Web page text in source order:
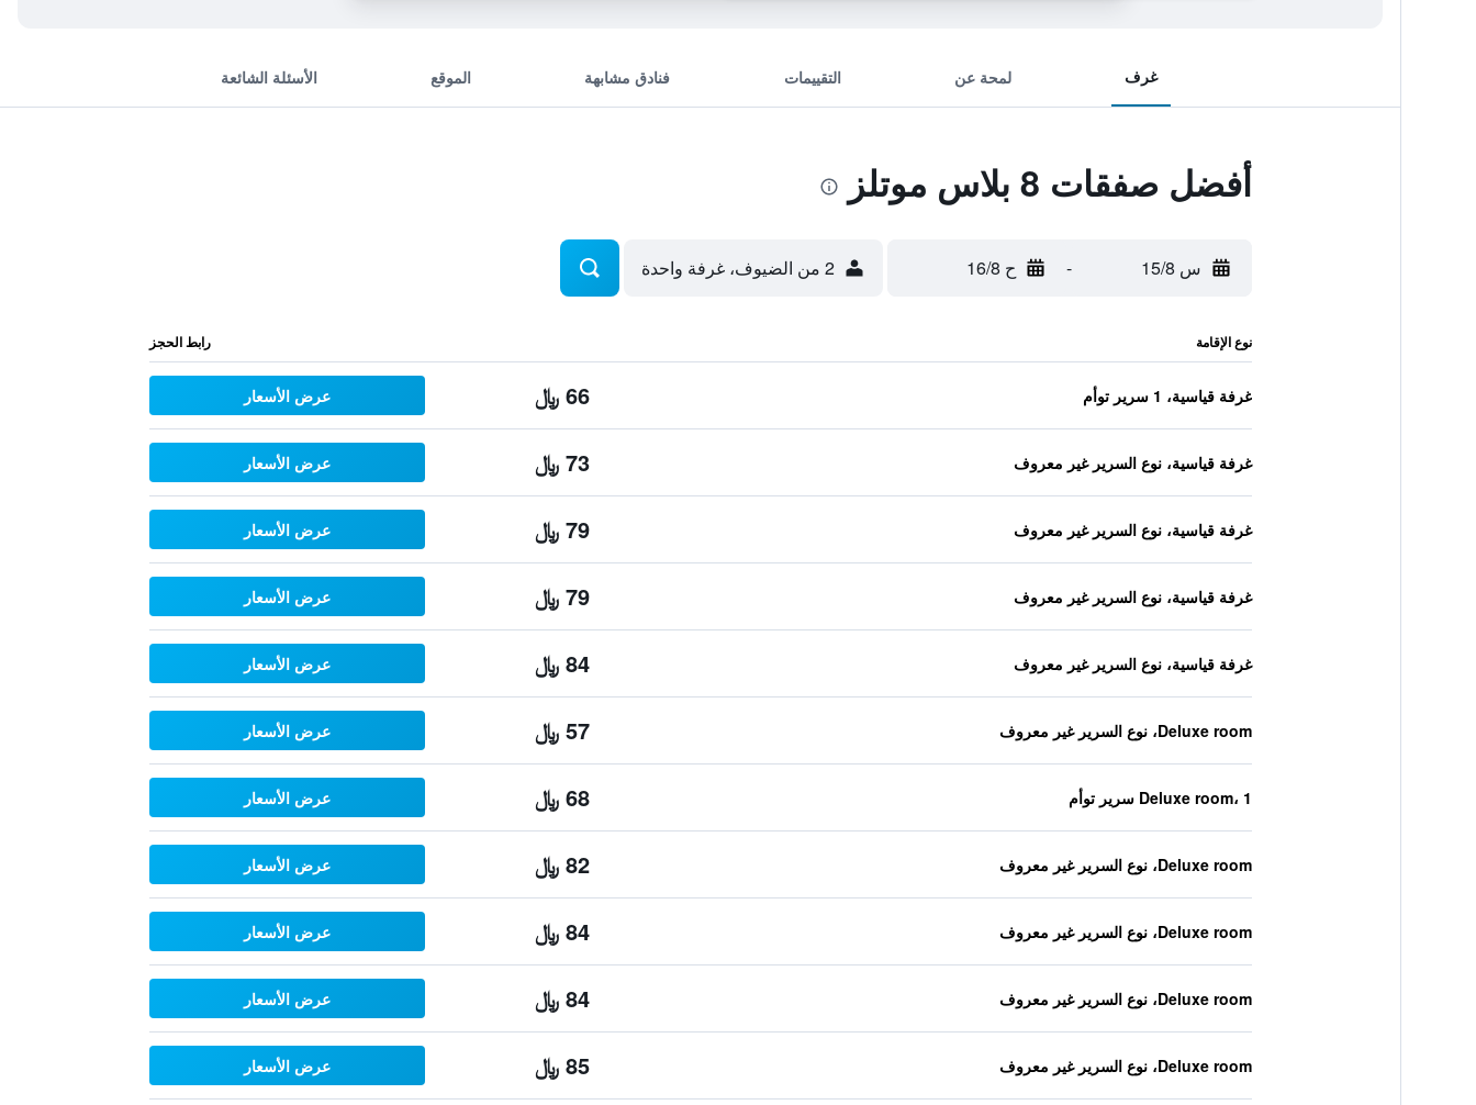
غرف لمحة عن التقييمات فنادق مشابهة الموقع الأسئلة الشائعة
أفضل صفقات 8 بلاس موتلز
س 15/8 - ح 16/8 2 من الضيوف، غرفة واحدة
نوع الإقامة رابط الحجز
غرفة قياسية، 1 سرير توأم 66 ﷼ عرض الأسعار
غرفة قياسية، نوع السرير غير معروف 73 ﷼ عرض الأسعار
غرفة قياسية، نوع السرير غير معروف 79 ﷼ عرض الأسعار
غرفة قياسية، نوع السرير غير معروف 79 ﷼ عرض الأسعار
غرفة قياسية، نوع السرير غير معروف 84 ﷼ عرض الأسعار
Deluxe room، نوع السرير غير معروف 57 ﷼ عرض الأسعار
Deluxe room، 1 سرير توأم 68 ﷼ عرض الأسعار
Deluxe room، نوع السرير غير معروف 82 ﷼ عرض الأسعار
Deluxe room، نوع السرير غير معروف 84 ﷼ عرض الأسعار
Deluxe room، نوع السرير غير معروف 84 ﷼ عرض الأسعار
Deluxe room، نوع السرير غير معروف 85 ﷼ عرض الأسعار